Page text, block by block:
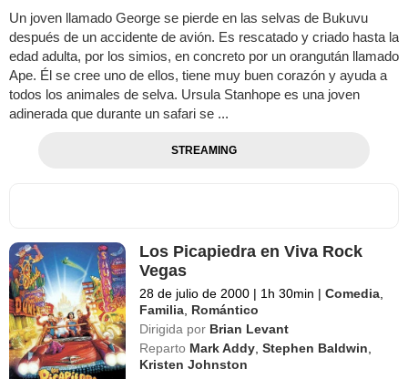
Un joven llamado George se pierde en las selvas de Bukuvu
después de un accidente de avión. Es rescatado y criado hasta la
edad adulta, por los simios, en concreto por un orangután llamado
Ape. Él se cree uno de ellos, tiene muy buen corazón y ayuda a
todos los animales de selva. Ursula Stanhope es una joven
adinerada que durante un safari se ...
STREAMING
Los Picapiedra en Viva Rock
Vegas
28 de julio de 2000 | 1h 30min | Comedia
Familia Romántico
Dirigida por Brian Levant
Reparto Mark Addy ,Stephen Baldwin
Kristen Johnston